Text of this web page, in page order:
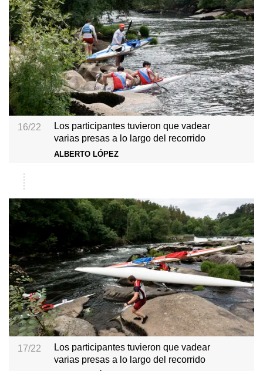
16/22
Los participantes tuvieron que vadear
varias presas a lo largo del recorrido
ALBERTO LÓPEZ
17/22
Los participantes tuvieron que vadear
varias presas a lo largo del recorrido